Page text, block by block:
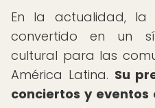
En la actualidad, la
convertido en un
cultural para las
América Latina. Su
conciertos y